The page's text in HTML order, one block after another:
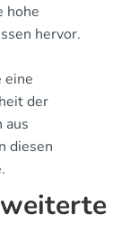
hohe
hervor.
eine
der
aus
diesen